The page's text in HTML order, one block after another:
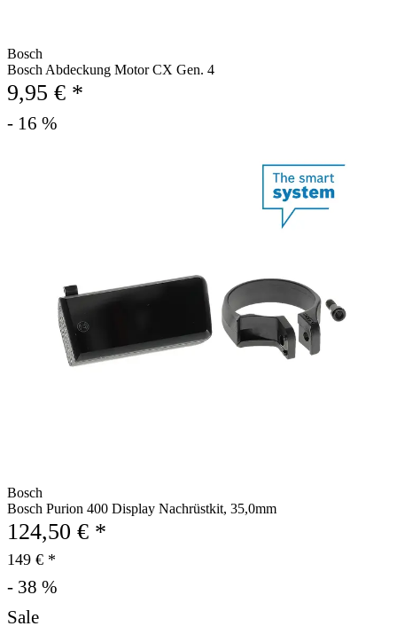
Bosch
Bosch Abdeckung Motor CX Gen. 4
9,95 € *
- 16 %
Bosch
Bosch Purion 400 Display Nachrüstkit, 35,0mm
124,50 € *
149 € *
- 38 %
Sale